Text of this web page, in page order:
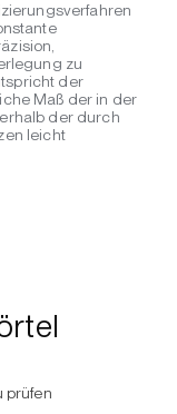
zu
der
Maß der in der
der durch
leicht
prüfen